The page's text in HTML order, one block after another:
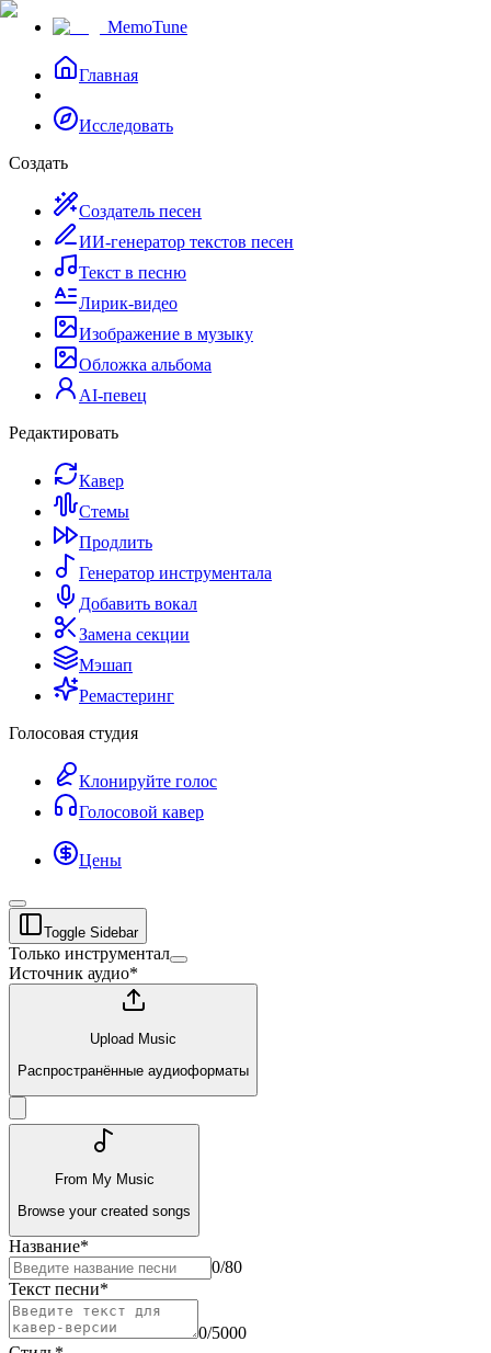
MemoTune
Главная
Исследовать
Создать
Создатель песен
ИИ-генератор текстов песен
Текст в песню
Лирик-видео
Изображение в музыку
Обложка альбома
AI-певец
Редактировать
Кавер
Стемы
Продлить
Генератор инструментала
Добавить вокал
Замена секции
Мэшап
Ремастеринг
Голосовая студия
Клонируйте голос
Голосовой кавер
Цены
Toggle Sidebar
Только инструментал
Источник аудио*
Upload Music
Распространённые аудиоформаты
From My Music
Browse your created songs
Название*
0/80
Текст песни*
0/5000